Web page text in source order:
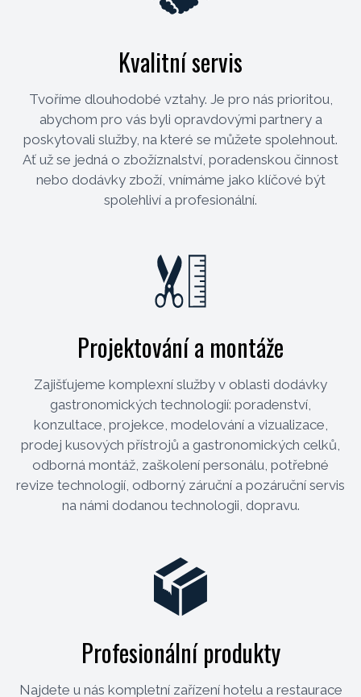
Kvalitní servis
Tvoříme dlouhodobé vztahy. Je pro nás prioritou,
abychom pro vás byli opravdovými partnery a
poskytovali služby, na které se můžete spolehnout.
Ať už se jedná o zbožíznalství, poradenskou činnost
nebo dodávky zboží, vnímáme jako klíčové být
spolehliví a profesionální.
Projektování a montáže
Zajišťujeme komplexní služby v oblasti dodávky
gastronomických technologií: poradenství,
konzultace, projekce, modelování a vizualizace,
prodej kusových přístrojů a gastronomických celků,
odborná montáž, zaškolení personálu, potřebné
revize technologií, odborný záruční a pozáruční servis
na námi dodanou technologii, dopravu.
Profesionální produkty
Najdete u nás kompletní zařízení hotelu a restaurace